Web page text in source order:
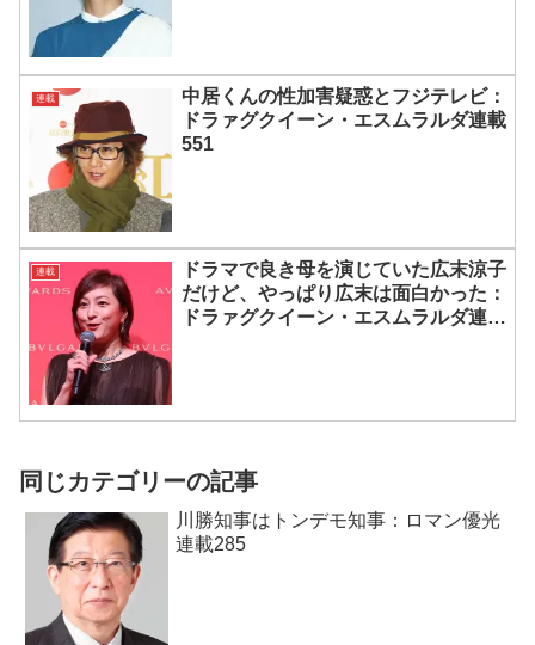
連載
中居くんの性加害疑惑とフジテレビ：
ドラァグクイーン・エスムラルダ連載
551
連載
ドラマで良き母を演じていた広末涼子
だけど、やっぱり広末は面白かった：
ドラァグクイーン・エスムラルダ連載
同じカテゴリーの記事
川勝知事はトンデモ知事：ロマン優光
連載285